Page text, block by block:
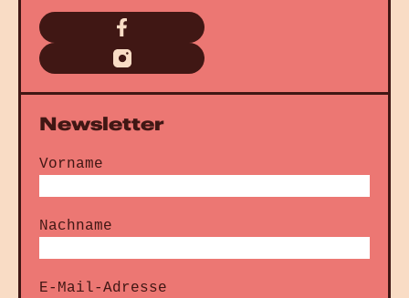
Newsletter
Vorname
Nachname
E-Mail-Adresse